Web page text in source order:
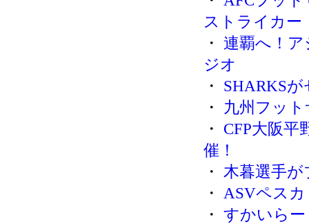
ストライカー
・ 連覇へ！
ジオ
・ SHARKS
・ 九州フッ
・ CFP大阪
催！
・ 木暮選手
・ ASVペス
・ すかいら